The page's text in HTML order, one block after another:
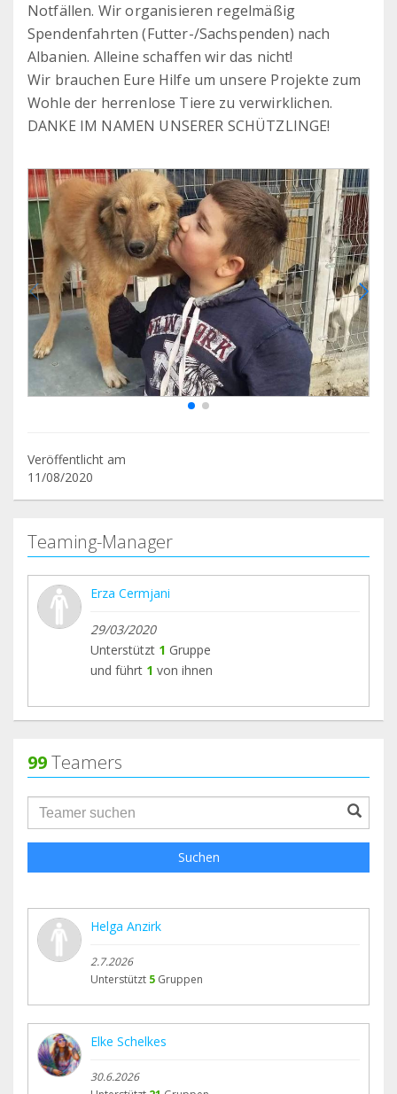
Notfällen. Wir organisieren regelmäßig
Spendenfahrten (Futter-/Sachspenden) nach
Albanien. Alleine schaffen wir das nicht!
Wir brauchen Eure Hilfe um unsere Projekte zum
Wohle der herrenlose Tiere zu verwirklichen.
DANKE IM NAMEN UNSERER SCHÜTZLINGE!
Veröffentlicht am
11/08/2020
Teaming-Manager
Erza Cermjani
29/03/2020
Unterstützt 1 Gruppe
und führt 1 von ihnen
99Teamers
groupProfile.searchForm.search.text???
Suchen
Helga Anzirk
2.7.2026
Unterstützt 5 Gruppen
Elke Schelkes
30.6.2026